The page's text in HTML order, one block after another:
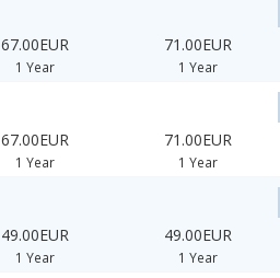
67.00EUR
1 Year
71.00EUR
1 Year
67.00EUR
1 Year
71.00EUR
1 Year
49.00EUR
1 Year
49.00EUR
1 Year